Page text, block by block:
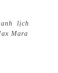
lịch
Mara